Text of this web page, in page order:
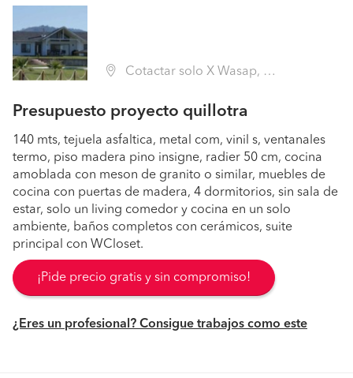
Cotactar solo X Wasap, Quillota (Región V Valparaíso - Quillota)
Presupuesto proyecto quillotra
140 mts, tejuela asfaltica, metal com, vinil s, ventanales
termo, piso madera pino insigne, radier 50 cm, cocina
amoblada con meson de granito o similar, muebles de
cocina con puertas de madera, 4 dormitorios, sin sala de
estar, solo un living comedor y cocina en un solo
ambiente, baños completos con cerámicos, suite
principal con WCloset.
¡Pide precio gratis y sin compromiso!
¿Eres un profesional? Consigue trabajos como este